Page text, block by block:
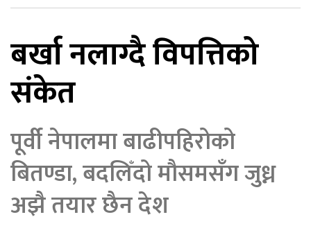
बर्खा नलाग्दै विपत्तिको
संकेत
पूर्वी नेपालमा बाढीपहिरोको
बितण्डा, बदलिँदो मौसमसँग जुध्न
अझै तयार छैन देश